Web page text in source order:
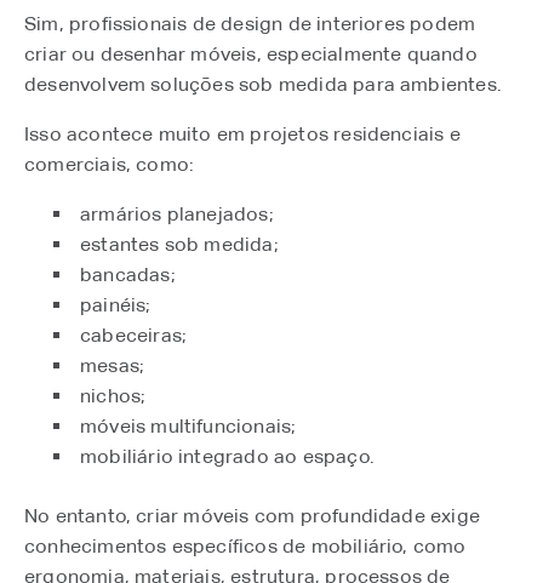
Sim, profissionais de design de interiores podem
criar ou desenhar móveis, especialmente quando
desenvolvem soluções sob medida para ambientes.
Isso acontece muito em projetos residenciais e
comerciais, como:
armários planejados;
estantes sob medida;
bancadas;
painéis;
cabeceiras;
mesas;
nichos;
móveis multifuncionais;
mobiliário integrado ao espaço.
No entanto, criar móveis com profundidade exige
conhecimentos específicos de mobiliário, como
ergonomia, materiais, estrutura, processos de